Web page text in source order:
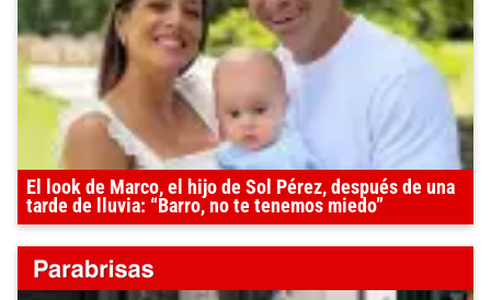
El look de Marco, el hijo de Sol Pérez, después de una
tarde de lluvia: “Barro, no te tenemos miedo”